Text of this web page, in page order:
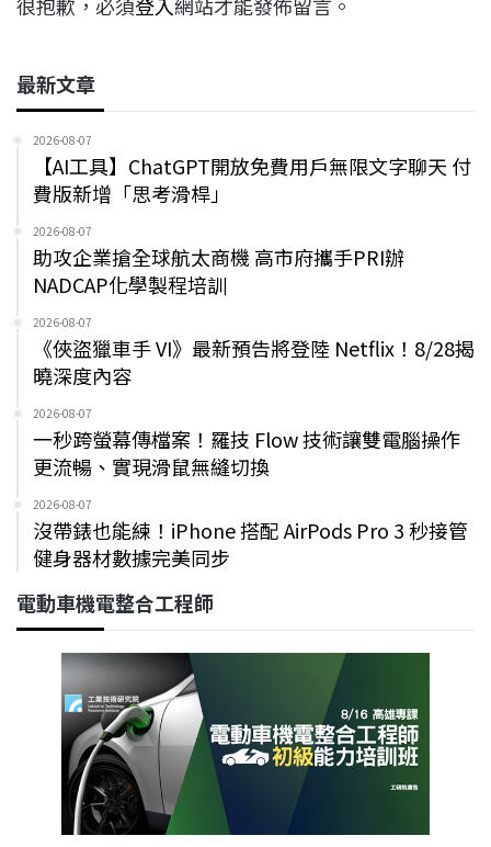
最新文章
2026-08-07
【AI工具】ChatGPT開放免費用戶無限文字聊天 付
費版新增「思考滑桿」
2026-08-07
助攻企業搶全球航太商機 高市府攜手PRI辦
NADCAP化學製程培訓
2026-08-07
《俠盜獵車手 VI》最新預告將登陸 Netflix！8/28揭
曉深度內容
2026-08-07
一秒跨螢幕傳檔案！羅技 Flow 技術讓雙電腦操作
更流暢、實現滑鼠無縫切換
2026-08-07
沒帶錶也能練！iPhone 搭配 AirPods Pro 3 秒接管
健身器材數據完美同步
電動車機電整合工程師